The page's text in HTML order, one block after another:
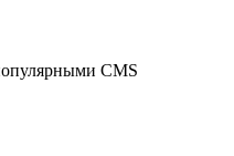
CMS